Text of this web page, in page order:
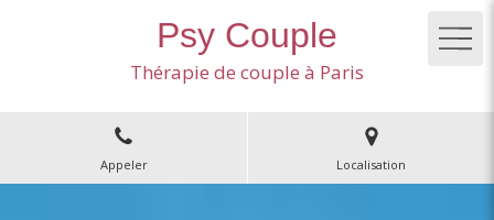
Psy Couple
Thérapie de couple à Paris
Appeler Localisation